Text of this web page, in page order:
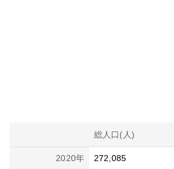
総人口(人)
2020年 272,085